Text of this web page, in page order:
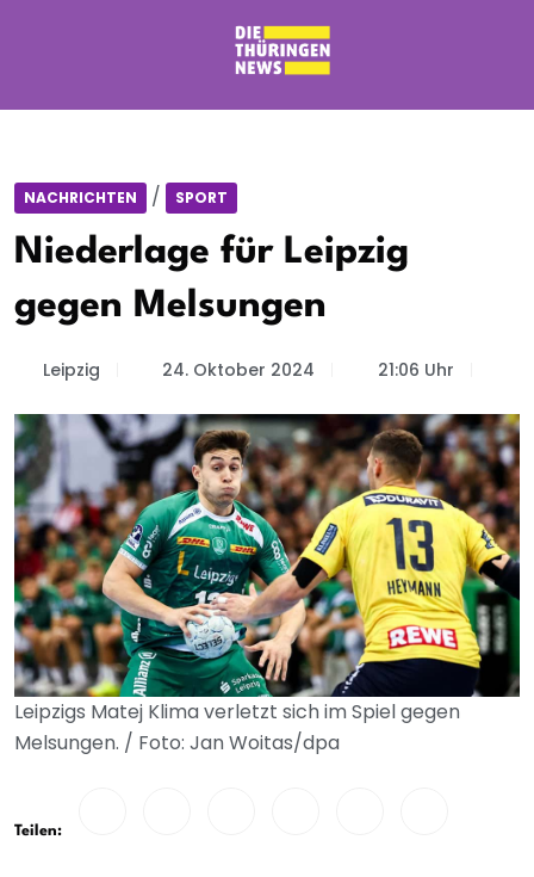
NACHRICHTEN / SPORT
Niederlage für Leipzig
gegen Melsungen
Leipzig 24. Oktober 2024 21:06 Uhr
Leipzigs Matej Klima verletzt sich im Spiel gegen
Melsungen. / Foto: Jan Woitas/dpa
Teilen: